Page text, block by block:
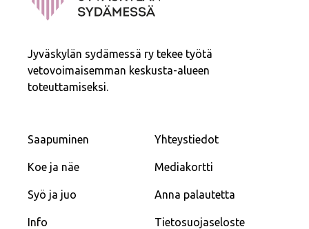
Jyväskylän sydämessä ry tekee työtä
vetovoimaisemman keskusta-alueen
toteuttamiseksi.
Saapuminen
Koe ja näe
Syö ja juo
Info
Yhteystiedot
Mediakortti
Anna palautetta
Tietosuojaseloste